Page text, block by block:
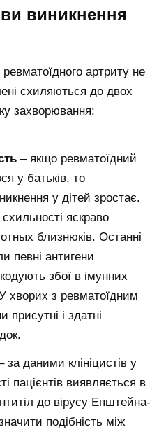
виникнення
артриту не
схиляються до двох
захворювання:
– якщо ревматоїдний
у батьків, то
у дітей зростає.
яскраво
близнюків. Останні
певні антигени
збої в імунних
У хворих з ревматоїдним
присутні і здатні
за даними клініцистів у
пацієнтів виявляється в
до вірусу Епштейна-
подібність між